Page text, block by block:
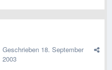
Geschrieben 18. September
2003